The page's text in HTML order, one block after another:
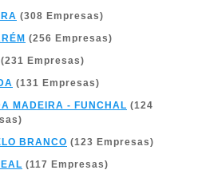
(308 Empresas)
(256 Empresas)
(231 Empresas)
(131 Empresas)
MADEIRA - FUNCHAL (124
BRANCO (123 Empresas)
(117 Empresas)